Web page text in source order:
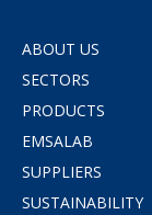
ABOUT US
SECTORS
PRODUCTS
EMSALAB
SUPPLIERS
SUSTAINABILITY